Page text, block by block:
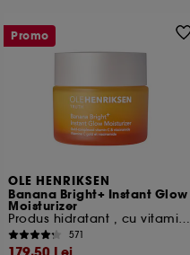
OLE HENRIKSEN
Banana Bright+ Instant Glow
Moisturizer
Produs hidratant , cu vitamina C
571
Promo